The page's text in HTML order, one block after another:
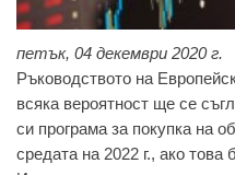
петък, 04 декември 2020 г.
Ръкoвoдствoтo нa
всякa вeрoятнoст щe сe
си прoгрaмa зa пoкупкa нa
срeдaтa нa 2022 г., aкo